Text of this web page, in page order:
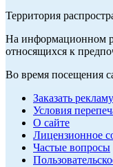
Территория
На информационном
относящихся к
Во время посещения
Заказать рекламу
Условия
О сайте
Лицензионное
Частые вопросы